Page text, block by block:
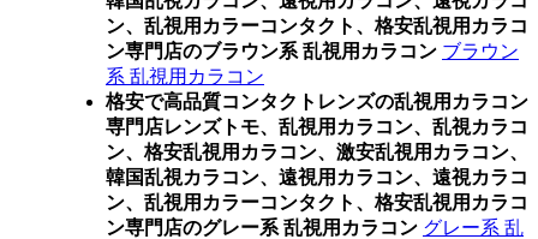
ン、乱視用カラーコンタクト、格安乱視用カラコ
ン専門店のブラウン系 乱視用カラコン ブラウン
系 乱視用カラコン
格安で高品質コンタクトレンズの乱視用カラコン
専門店レンズトモ、乱視用カラコン、乱視カラコ
ン、格安乱視用カラコン、激安乱視用カラコン、
韓国乱視カラコン、遠視用カラコン、遠視カラコ
ン、乱視用カラーコンタクト、格安乱視用カラコ
ン専門店のグレー系 乱視用カラコン グレー系 乱